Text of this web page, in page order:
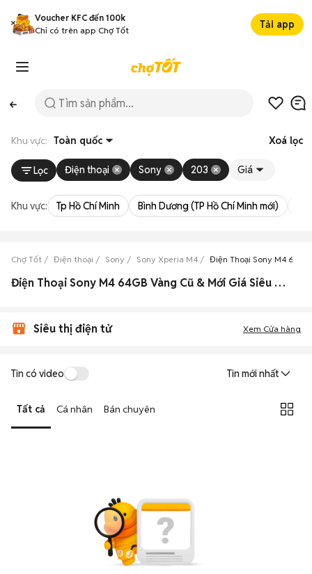
Voucher KFC đến 100k
Chỉ có trên app Chợ Tốt
Tải app
Khu vực: Toàn quốc Xoá lọc
Lọc Điện thoại Sony 203 Giá
Khu vực: Tp Hồ Chí Minh Bình Dương (TP Hồ Chí Minh mới)
Chợ Tốt Điện thoại Sony Sony Xperia M4 Điện Thoại Sony M4
Điện Thoại Sony M4 64GB Vàng Cũ & Mới Giá Siêu Rẻ
Siêu thị điện tử Xem Cửa hàng
Tin có video Tin mới nhất
Tất cả Cá nhân Bán chuyên